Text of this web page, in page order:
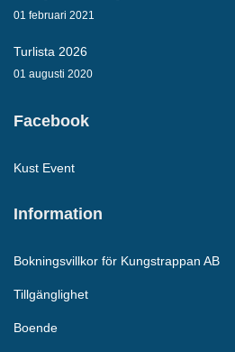
01 februari 2021
Turlista 2026
01 augusti 2020
Facebook
Kust Event
Information
Bokningsvillkor för Kungstrappan AB
Tillgänglighet
Boende